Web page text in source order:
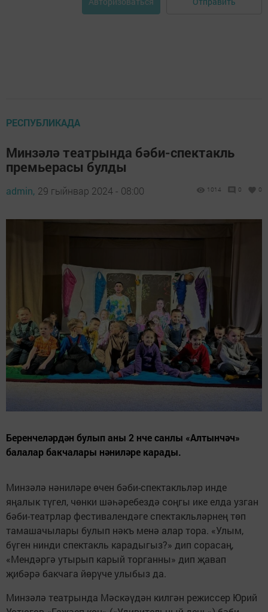
РЕСПУБЛИКАДА
Минзәлә театрында бәби-спектакль
премьерасы булды
admin, 29 гыйнвар 2024 - 08:00 1014 0 0
Беренчеләрдән булып аны 2 нче санлы «Алтынчәч»
балалар бакчалары нәниләре карады.
Минзәлә нәниләре өчен бәби-спектакльләр инде
яңалык түгел, чөнки шәһәребездә соңгы ике елда узган
бәби-театрлар фестивалендәге спектакльләрнең төп
тамашачылары булып нәкъ менә алар тора. «Улым,
бүген нинди спектакль карадыгыз?» дип сорасаң,
«Мендәргә утырып карый торганны» дип җавап
җибәрә бакчага йөрүче улыбыз да.
Минзәлә театрында Мәскәүдән килгән режиссер Юрий